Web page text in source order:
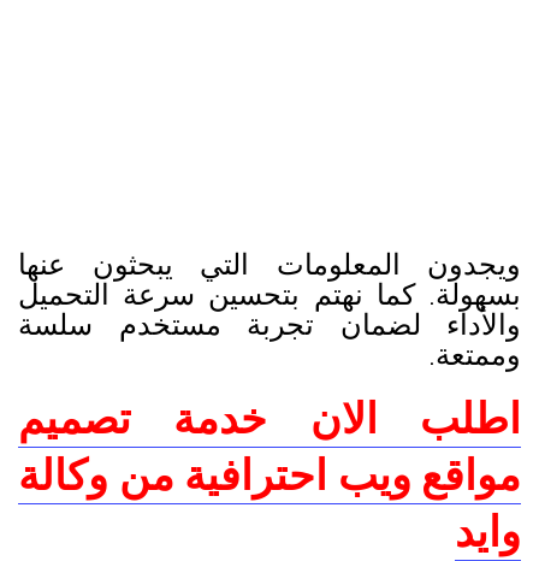
ويجدون المعلومات التي يبحثون عنها
بسهولة. كما نهتم بتحسين سرعة التحميل
والأداء لضمان تجربة مستخدم سلسة
وممتعة.
اطلب الان خدمة تصميم
مواقع ويب احترافية من وكالة
وايد